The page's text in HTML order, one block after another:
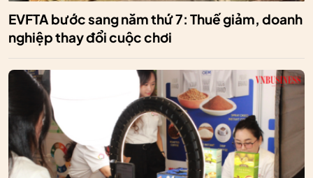
EVFTA bước sang năm thứ 7: Thuế giảm, doanh
nghiệp thay đổi cuộc chơi